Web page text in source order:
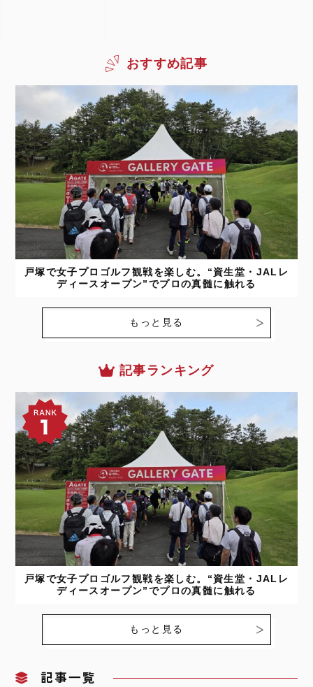
おすすめ記事
戸塚で女子プロゴルフ観戦を楽しむ。“資生堂・JALレ
ディースオープン”でプロの真髄に触れる
もっと見る
記事ランキング
戸塚で女子プロゴルフ観戦を楽しむ。“資生堂・JALレ
ディースオープン”でプロの真髄に触れる
もっと見る
記事一覧